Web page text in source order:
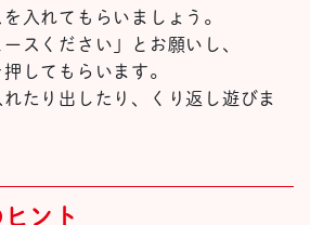
入れてもらいましょう。
スください」とお願いし、
してもらいます。
たり出したり、くり返し遊びま
ント